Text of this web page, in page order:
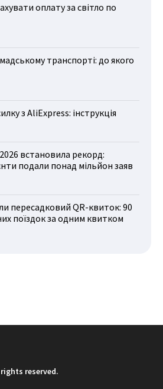
оплату за світло по
транспорті: до якого
з AliExpress: інструкція
встановила рекорд:
подали понад мільйон заяв
пересадковий QR-квиток: 90
поїздок за одним квитком
reserved.